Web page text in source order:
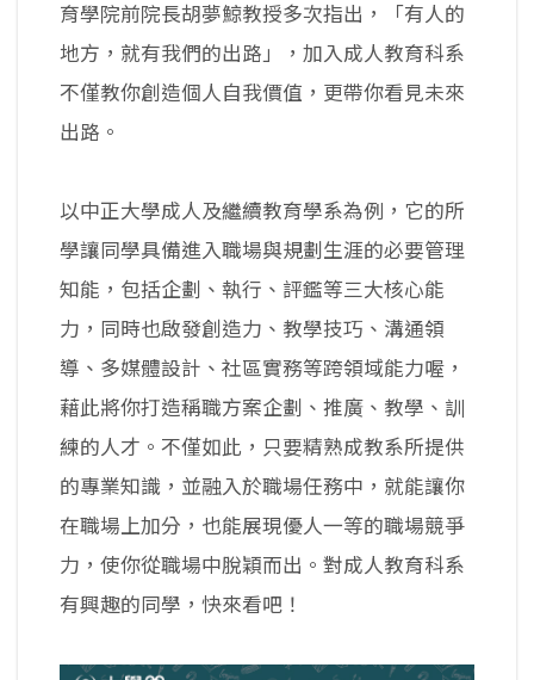
育學院前院長胡夢鯨教授多次指出，「有人的
地方，就有我們的出路」，加入成人教育科系
不僅教你創造個人自我價值，更帶你看見未來
出路。
以中正大學成人及繼續教育學系為例，它的所
學讓同學具備進入職場與規劃生涯的必要管理
知能，包括企劃、執行、評鑑等三大核心能
力，同時也啟發創造力、教學技巧、溝通領
導、多媒體設計、社區實務等跨領域能力喔，
藉此將你打造稱職方案企劃、推廣、教學、訓
練的人才。不僅如此，只要精熟成教系所提供
的專業知識，並融入於職場任務中，就能讓你
在職場上加分，也能展現優人一等的職場競爭
力，使你從職場中脫穎而出。對成人教育科系
有興趣的同學，快來看吧！